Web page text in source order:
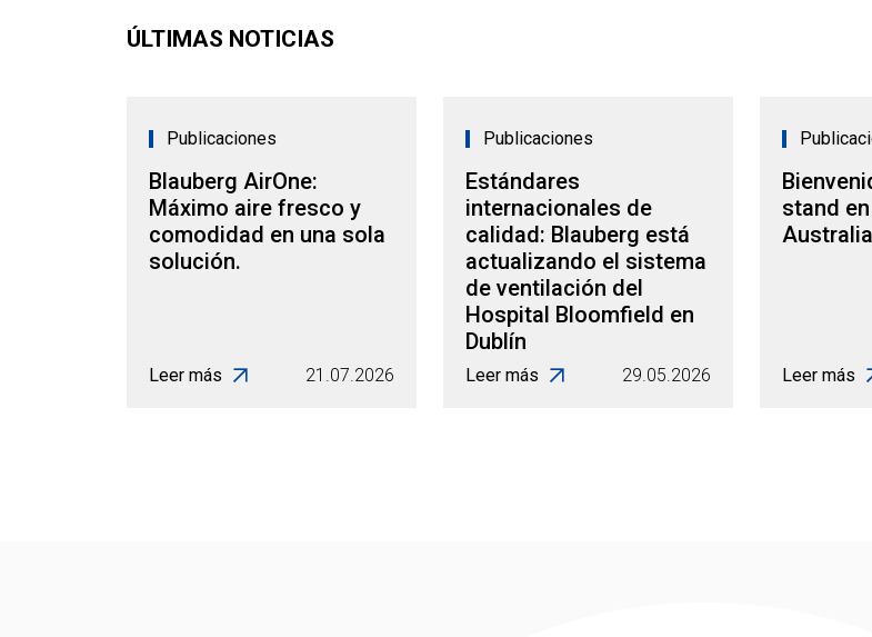
ÚLTIMAS NOTICIAS
Publicaciones
Blauberg AirOne:
Máximo aire fresco y
comodidad en una sola
solución.
Leer más 21.07.2026
Publicaciones
Estándares
internacionales de
calidad: Blauberg está
actualizando el sistema
de ventilación del
Hospital Bloomfield en
Dublín
Leer más 29.05.2026
stand
Australia
Leer más